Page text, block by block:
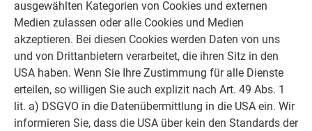
ausgewählten Kategorien von Cookies und externen
Medien zulassen oder alle Cookies und Medien
akzeptieren. Bei diesen Cookies werden Daten von uns
und von Drittanbietern verarbeitet, die ihren Sitz in den
USA haben. Wenn Sie Ihre Zustimmung für alle Dienste
erteilen, so willigen Sie auch explizit nach Art. 49 Abs. 1
lit. a) DSGVO in die Datenübermittlung in die USA ein. Wir
informieren Sie, dass die USA über kein den Standards der